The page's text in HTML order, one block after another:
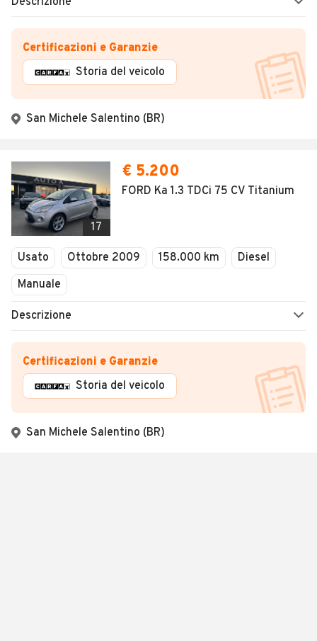
Certificazioni e Garanzie
Storia del veicolo
San Michele Salentino (BR)
17
€ 5.200
FORD Ka 1.3 TDCi 75 CV Titanium
Usato Ottobre 2009 158.000 km
Diesel
Manuale
Descrizione
Certificazioni e Garanzie
Storia del veicolo
San Michele Salentino (BR)